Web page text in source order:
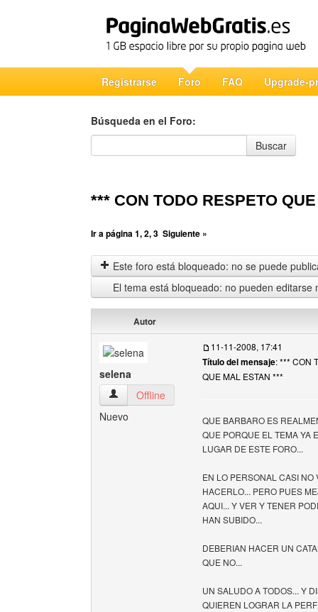
Registrarse Foro FAQ Upgrade-
Búsqueda en el Foro:
Búsqueda en el Foro
Buscar
*** CON TODO RESPETO
Ir a página1,2,3 Siguiente »
Este foro está bloqueado: no se puede
El tema está bloqueado: no pueden editarse
Autor
selena
selena Ver perfil del usuario
Offline
Nuevo
11-11-2008, 17:41
Título del mensaje: *** CON
QUE MAL ESTAN ***
QUE BARBARO ES
QUE PORQUE EL TEMA YA
LUGAR DE ESTE FORO...
EN LO PERSONAL CASI NO
HACERLO... PERO PUES
AQUI... Y VER Y TENER
HAN SUBIDO...
DEBERIAN HACER UN
QUE NO...
UN SALUDO A TODOS... Y
QUIEREN LOGRAR LA